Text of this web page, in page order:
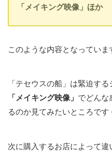
「メイキング映像」ほか
このような内容となっていま
「テセウスの船」は緊迫す
「メイキング映像」 でどんな
るのか見てみたいところです
次に購入するお店によって